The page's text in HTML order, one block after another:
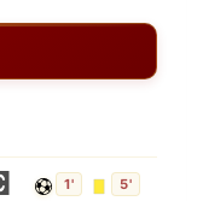
1' 5'